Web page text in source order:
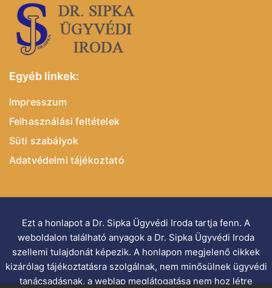
Egyéb linkek:
Impresszum
Felhasználási feltételek
Süti szabályok
Adatvédelmi tájékoztató
Ezt a honlapot a Dr. Sipka Ügyvédi Iroda tartja fenn. A
weboldalon található anyagok a Dr. Sipka Ügyvédi Iroda
szellemi tulajdonát képezik. A honlapon megjelenő cikkek
kizárólag tájékoztatásra szolgálnak, nem minősülnek ügyvédi
tanácsadásnak, a weblap meglátogatása nem hoz létre